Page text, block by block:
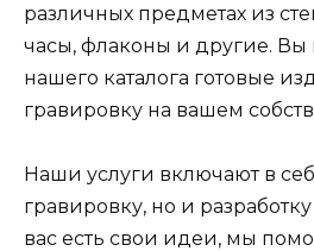
различных предметах из
часы, флаконы и другие. Вы
нашего каталога готовые
гравировку на вашем
Наши услуги включают в
гравировку, но и
вас есть свои идеи, мы